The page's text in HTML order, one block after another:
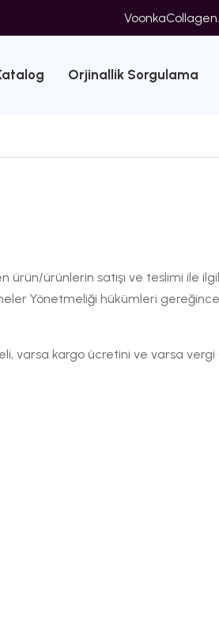
Orjinallik Sorgulama
ürün/ürünlerin satışı ve teslimi ile
Yönetmeliği hükümleri
varsa kargo ücretini ve varsa